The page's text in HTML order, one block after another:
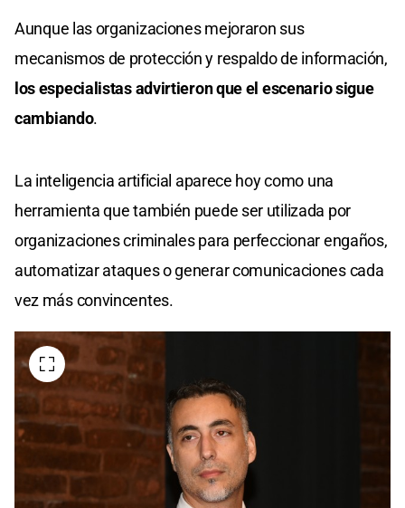
Aunque las organizaciones mejoraron sus
mecanismos de protección y respaldo de información,
los especialistas advirtieron que el escenario sigue
cambiando.
La inteligencia artificial aparece hoy como una
herramienta que también puede ser utilizada por
organizaciones criminales para perfeccionar engaños,
automatizar ataques o generar comunicaciones cada
vez más convincentes.